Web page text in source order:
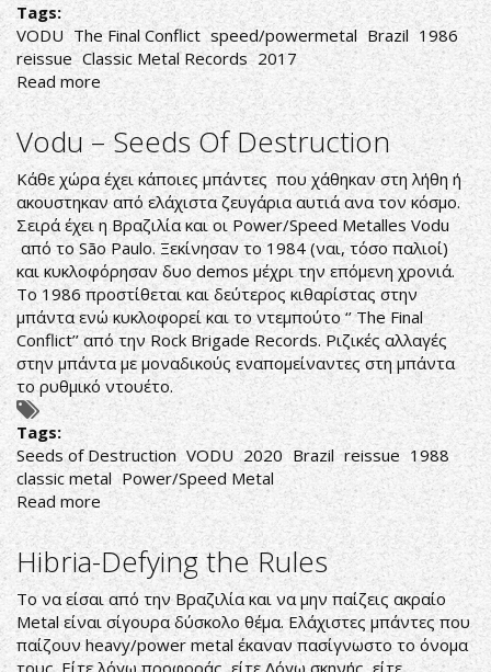
Tags:
VODU The Final Conflict speed/powermetal Brazil 1986
reissue Classic Metal Records 2017
Read more about
Vodu-
The
Final
Conflict
Vodu ‎– Seeds Of Destruction
Κάθε χώρα έχει κάποιες μπάντες που χάθηκαν στη λήθη ή
ακουστηκαν από ελάχιστα ζευγάρια αυτιά ανα τον κόσμο.
Σειρά έχει η Βραζιλία και οι Power/Speed Metalles Vodu
από το São Paulo. Ξεκίνησαν το 1984 (ναι, τόσο παλιοί)
και κυκλοφόρησαν δυο demos μέχρι την επόμενη χρονιά.
Το 1986 προστίθεται και δεύτερος κιθαρίστας στην
μπάντα ενώ κυκλοφορεί και το ντεμπούτο ‘’ The Final
Conflict’’ από την Rock Brigade Records. Ριζικές αλλαγές
στην μπάντα με μοναδικούς εναπομείναντες στη μπάντα
το ρυθμικό ντουέτο.
Tags:
Seeds of Destruction VODU 2020 Brazil reissue 1988
classic metal Power/Speed Metal
Read more about
Vodu
‎–
Seeds
Of
Destruction
Hibria-Defying the Rules
Το να είσαι από την Βραζιλία και να μην παίζεις ακραίο
Metal είναι σίγουρα δύσκολο θέμα. Ελάχιστες μπάντες που
παίζουν heavy/power metal έκαναν πασίγνωστο το όνομα
τους. Είτε λόγω προφοράς, είτε Λόγω σκηνής, είτε